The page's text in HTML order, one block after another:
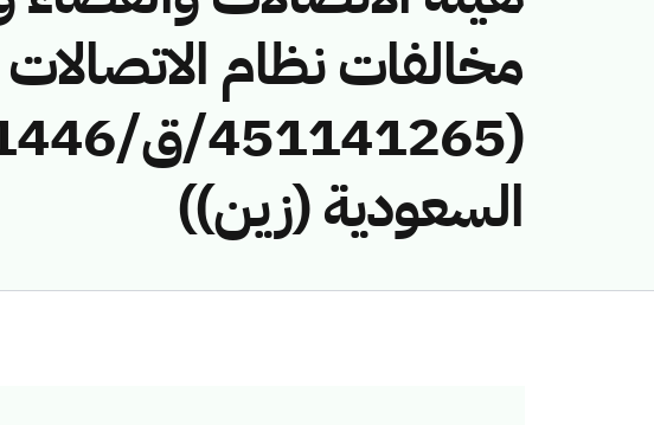
مخالفات نظام
السعودية (زين))